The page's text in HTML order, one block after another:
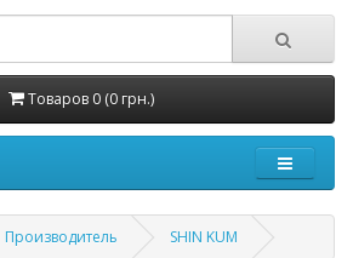
Товаров 0 (0 грн.)
Производитель SHIN KUM